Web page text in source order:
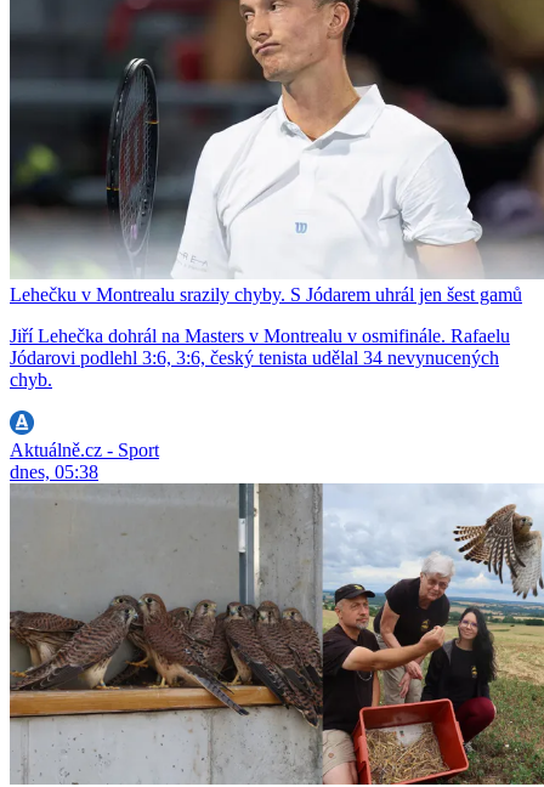
Lehečku v Montrealu srazily chyby. S Jódarem uhrál jen šest gamů
Jiří Lehečka dohrál na Masters v Montrealu v osmifinále. Rafaelu
Jódarovi podlehl 3:6, 3:6, český tenista udělal 34 nevynucených
chyb.
Aktuálně.cz - Sport
dnes, 05:38